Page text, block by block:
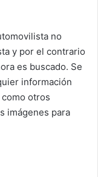
no
y por el contrario
es buscado. Se
información
otros
imágenes para